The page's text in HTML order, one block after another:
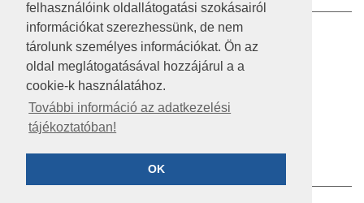
felhasználóink oldallátogatási szokásairól
információkat szerezhessünk, de nem
tárolunk személyes információkat. Ön az
oldal meglátogatásával hozzájárul a a
cookie-k használatához.
További információ az adatkezelési
tájékoztatóban!
OK
IMPRESSZUM
JOGI NYILATKOZAT
AKADÁLYMENTESÍTÉSI NYILATKOZAT
KÖZÉRDEKŰ ADATOK